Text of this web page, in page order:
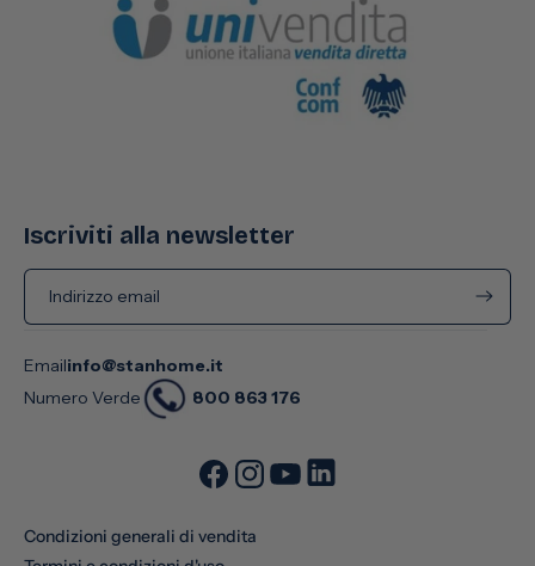
Iscriviti alla newsletter
Indirizzo email
Emailinfo@stanhome.it
Numero Verde
800 863 176
Condizioni generali di vendita